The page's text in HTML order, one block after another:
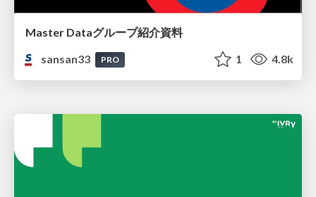
Master Dataグループ紹介資料
sansan33
PRO 1 4.8k